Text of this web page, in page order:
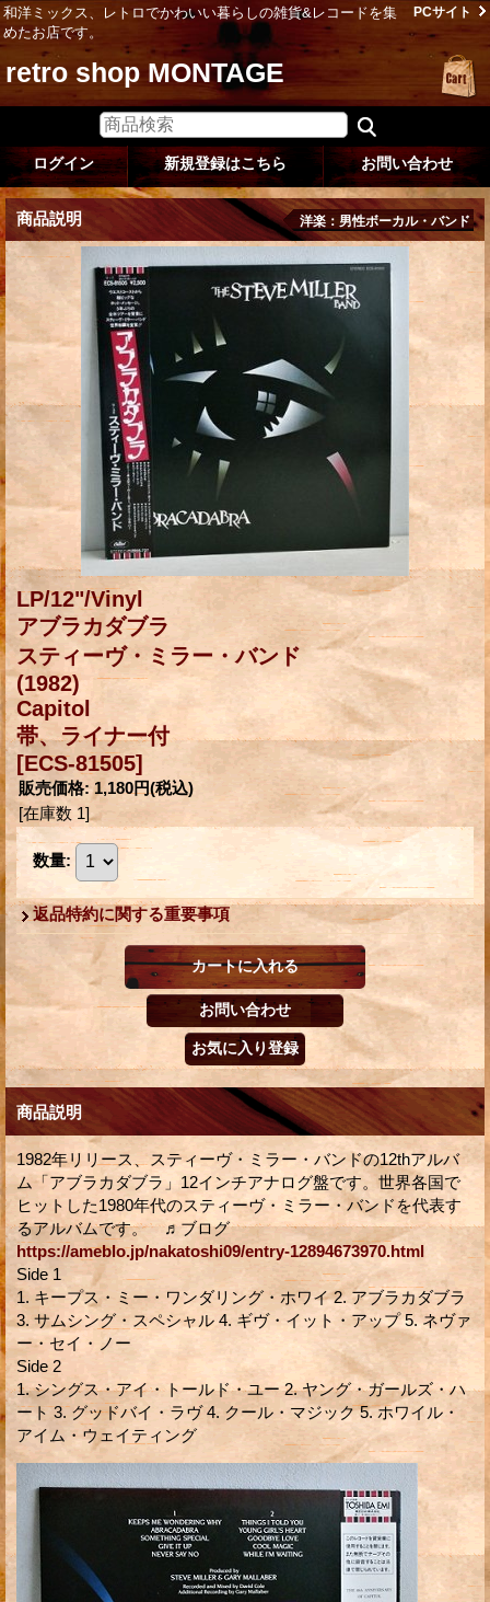
和洋ミックス、レトロでかわいい暮らしの雑貨&レコードを集
めたお店です。
PCサイト
retro shop MONTAGE
ログイン 新規登録はこちら お問い合わせ
商品説明 洋楽：男性ボーカル・バンド
LP/12"/Vinyl
アブラカダブラ
スティーヴ・ミラー・バンド
(1982)
Capitol
帯、ライナー付
[ECS-81505]
販売価格: 1,180円(税込)
[在庫数 1]
数量:
返品特約に関する重要事項
商品説明
1982年リリース、スティーヴ・ミラー・バンドの12thアルバ
ム「アブラカダブラ」12インチアナログ盤です。世界各国で
ヒットした1980年代のスティーヴ・ミラー・バンドを代表す
るアルバムです。 ♬ブログ
https://ameblo.jp/nakatoshi09/entry-12894673970.html
Side 1
1. キープス・ミー・ワンダリング・ホワイ 2. アブラカダブラ
3. サムシング・スペシャル 4. ギヴ・イット・アップ 5. ネヴァ
ー・セイ・ノー
Side 2
1. シングス・アイ・トールド・ユー 2. ヤング・ガールズ・ハ
ート 3. グッドバイ・ラヴ 4. クール・マジック 5. ホワイル・
アイム・ウェイティング